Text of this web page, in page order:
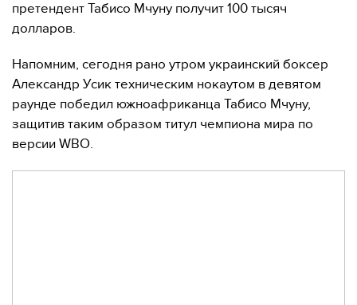
претендент Табисо Мчуну получит 100 тысяч
долларов.
Напомним, сегодня рано утром украинский боксер
Александр Усик техническим нокаутом в девятом
раунде победил южноафриканца Табисо Мчуну,
защитив таким образом титул чемпиона мира по
версии WBO.